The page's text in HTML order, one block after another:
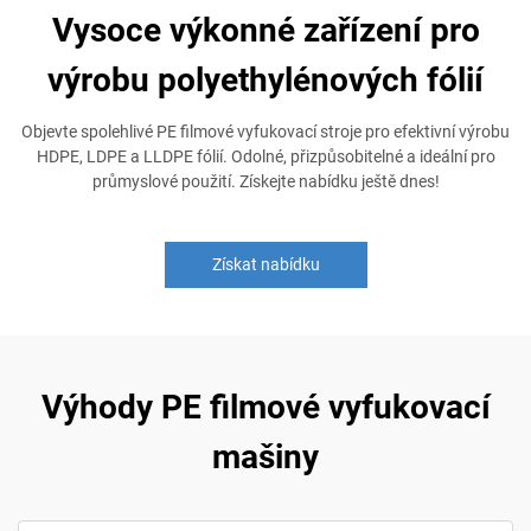
Vysoce výkonné zařízení pro
výrobu polyethylénových fólií
Objevte spolehlivé PE filmové vyfukovací stroje pro efektivní výrobu
HDPE, LDPE a LLDPE fólií. Odolné, přizpůsobitelné a ideální pro
průmyslové použití. Získejte nabídku ještě dnes!
Získat nabídku
Výhody PE filmové vyfukovací
mašiny